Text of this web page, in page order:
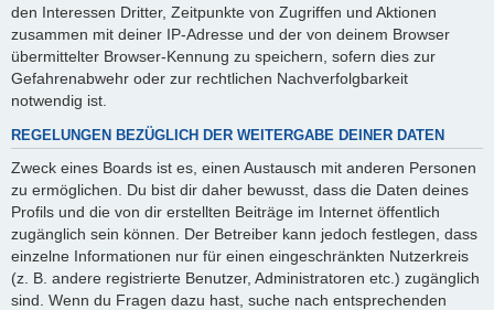
den Interessen Dritter, Zeitpunkte von Zugriffen und Aktionen
zusammen mit deiner IP-Adresse und der von deinem Browser
übermittelter Browser-Kennung zu speichern, sofern dies zur
Gefahrenabwehr oder zur rechtlichen Nachverfolgbarkeit
notwendig ist.
REGELUNGEN BEZÜGLICH DER WEITERGABE DEINER DATEN
Zweck eines Boards ist es, einen Austausch mit anderen Personen
zu ermöglichen. Du bist dir daher bewusst, dass die Daten deines
Profils und die von dir erstellten Beiträge im Internet öffentlich
zugänglich sein können. Der Betreiber kann jedoch festlegen, dass
einzelne Informationen nur für einen eingeschränkten Nutzerkreis
(z. B. andere registrierte Benutzer, Administratoren etc.) zugänglich
sind. Wenn du Fragen dazu hast, suche nach entsprechenden